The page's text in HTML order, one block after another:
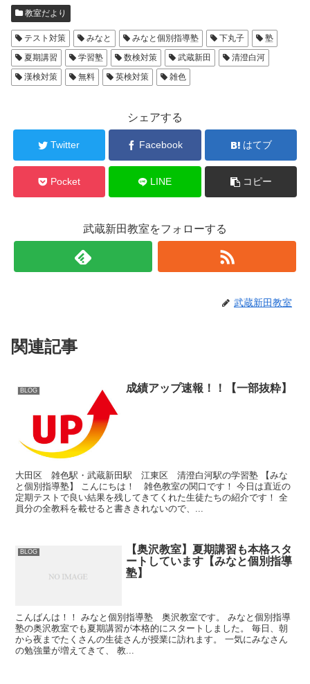
教室だより
テスト対策 みなと みなと個別指導塾 下丸子
塾
夏期講習
学習塾 数検対策 武蔵新田
清澄白河
漢検対策
無料 英検対策 雑色
シェアする
Twitter Facebook はてブ
Pocket LINE コピー
武蔵新田教室をフォローする
武蔵新田教室
関連記事
BLOG 成績アップ速報！！【一部抜粋】
大田区 雑色駅・武蔵新田駅 江東区 清澄白河駅の学習塾 【みな
と個別指導塾】 こんにちは！ 雑色教室の関口です！ 今日は直近の
定期テストで良い結果を残してきてくれた生徒たちの紹介です！ 全
員分の全教科を載せると書ききれないので、...
BLOG
【奥沢教室】夏期講習も本格スタ
ートしています【みなと個別指導
塾】
こんばんは！！ みなと個別指導塾 奥沢教室です。 みなと個別指導
塾の奥沢教室でも夏期講習が本格的にスタートしました。 毎日、朝
から夜までたくさんの生徒さんが授業に訪れます。 一気にみなさん
の勉強量が増えてきて、 教...